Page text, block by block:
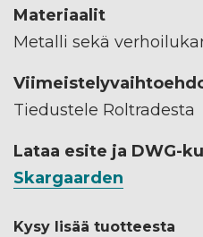
Materiaalit
Metalli sekä
Tiedustele Roltradesta
Lataa esite ja DWG-
Skargaarden
Kysy lisää tuotteesta